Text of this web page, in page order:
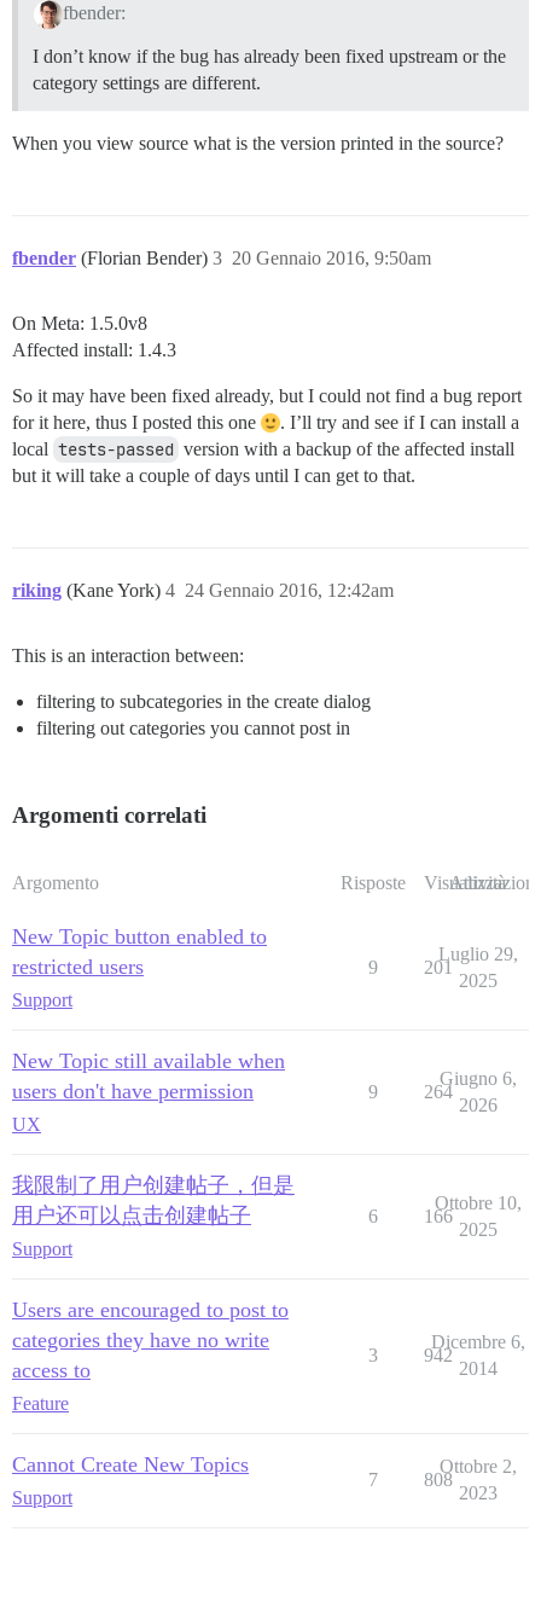
fbender:
I don’t know if the bug has already been fixed upstream or the
category settings are different.
When you view source what is the version printed in the source?
fbender (Florian Bender) 20 Gennaio 2016, 9:50am
3
On Meta: 1.5.0v8
Affected install: 1.4.3
So it may have been fixed already, but I could not find a bug report
for it here, thus I posted this one
. I’ll try and see if I can install a
local tests-passed version with a backup of the affected install
but it will take a couple of days until I can get to that.
riking (Kane York) 24 Gennaio 2016, 12:42am
4
This is an interaction between:
filtering to subcategories in the create dialog
filtering out categories you cannot post in
Argomenti correlati
Argomento Risposte Visualizzazioni
Attività
New Topic button enabled to
restricted users
Support
9 201
Luglio 29,
2025
New Topic still available when
users don't have permission
UX
9 264
Giugno 6,
2026
我限制了用户创建帖子，但是
用户还可以点击创建帖子
Support
6 166
Ottobre 10,
2025
Users are encouraged to post to
categories they have no write
access to
Feature
3 942
Dicembre 6,
2014
Cannot Create New Topics
Support
7 808
Ottobre 2,
2023